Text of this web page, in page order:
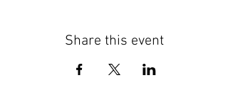
Share this event